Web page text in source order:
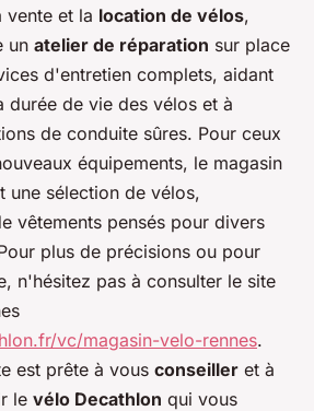
vente et la location de vélos,
un atelier de réparation sur place
d'entretien complets, aidant
durée de vie des vélos et à
de conduite sûres. Pour ceux
équipements, le magasin
une sélection de vélos,
vêtements pensés pour divers
plus de précisions ou pour
n'hésitez pas à consulter le site
vc/magasin-velo-rennes.
est prête à vous conseiller et à
le vélo Decathlon qui vous